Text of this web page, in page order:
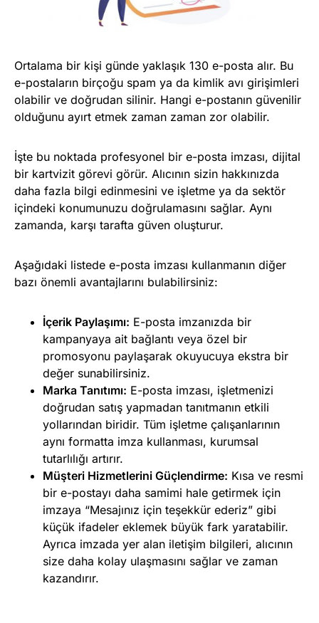
Ortalama bir kişi günde yaklaşık 130 e-posta alır. Bu
e-postaların birçoğu spam ya da kimlik avı girişimleri
olabilir ve doğrudan silinir. Hangi e-postanın güvenilir
olduğunu ayırt etmek zaman zaman zor olabilir.
İşte bu noktada profesyonel bir e-posta imzası, dijital
bir kartvizit görevi görür. Alıcının sizin hakkınızda
daha fazla bilgi edinmesini ve işletme ya da sektör
içindeki konumunuzu doğrulamasını sağlar. Aynı
zamanda, karşı tarafta güven oluşturur.
Aşağıdaki listede e-posta imzası kullanmanın diğer
bazı önemli avantajlarını bulabilirsiniz:
İçerik Paylaşımı: E-posta imzanızda bir
kampanyaya ait bağlantı veya özel bir
promosyonu paylaşarak okuyucuya ekstra bir
değer sunabilirsiniz.
Marka Tanıtımı: E-posta imzası, işletmenizi
doğrudan satış yapmadan tanıtmanın etkili
yollarından biridir. Tüm işletme çalışanlarının
aynı formatta imza kullanması, kurumsal
tutarlılığı artırır.
Müşteri Hizmetlerini Güçlendirme: Kısa ve resmi
bir e-postayı daha samimi hale getirmek için
imzaya “Mesajınız için teşekkür ederiz” gibi
küçük ifadeler eklemek büyük fark yaratabilir.
Ayrıca imzada yer alan iletişim bilgileri, alıcının
size daha kolay ulaşmasını sağlar ve zaman
kazandırır.